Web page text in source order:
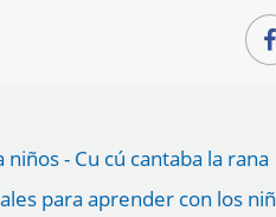
- Cu cú cantaba la rana
para aprender con los